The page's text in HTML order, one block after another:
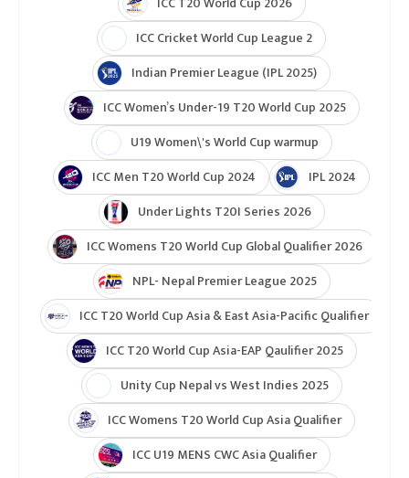
ICC Cricket World Cup League 2
Indian Premier League (IPL 2025)
ICC Women’s Under-19 T20 World Cup 2025
U19 Women\'s World Cup warmup
ICC Men T20 World Cup 2024
IPL 2024
Under Lights T20I Series 2026
ICC Womens T20 World Cup Global Qualifier 2026
NPL- Nepal Premier League 2025
ICC T20 World Cup Asia & East Asia-Pacific Qualifier
ICC T20 World Cup Asia-EAP Qaulifier 2025
Unity Cup Nepal vs West Indies 2025
ICC Womens T20 World Cup Asia Qualifier
ICC U19 MENS CWC Asia Qualifier